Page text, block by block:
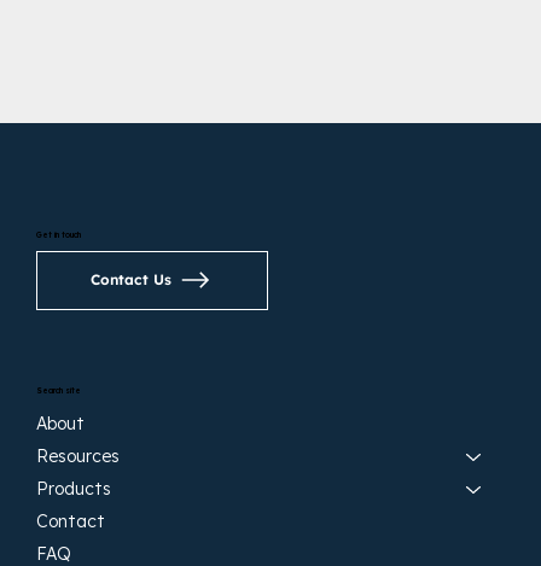
Search site
About
Resources
Products
Contact
FAQ
Get in touch
Contact Us